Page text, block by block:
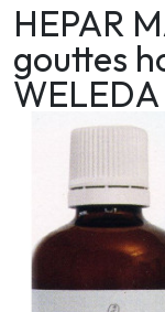
HEPAR
gouttes
WELEDA